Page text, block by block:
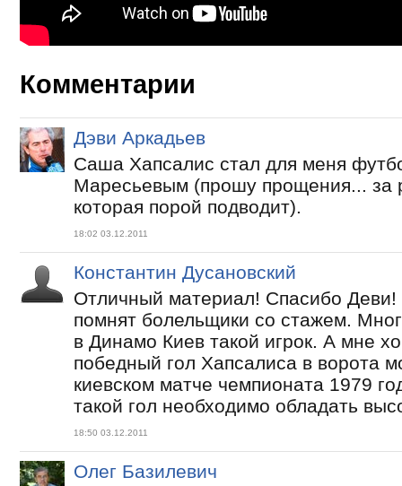
Комментарии
Дэви Аркадьев
Саша Хапсалис стал для меня
Маресьевым (прошу прощения... за
которая порой подводит).
18:02 03.12.2011
Константин Дусановский
Отличный материал! Спасибо Деви!
помнят болельщики со стажем.
в Динамо Киев такой игрок. А мне
победный гол Хапсалиса в ворота
киевском матче чемпионата 1979
такой гол необходимо обладать
18:50 03.12.2011
Олег Базилевич